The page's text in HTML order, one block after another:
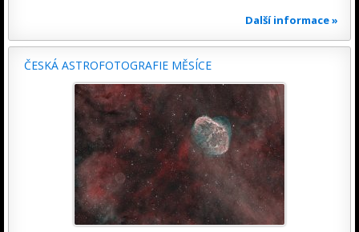
Další informace »
ČESKÁ ASTROFOTOGRAFIE MĚSÍCE